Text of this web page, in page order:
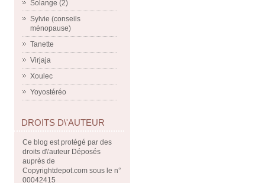
Solange (2)
Sylvie (conseils
ménopause)
Tanette
Virjaja
Xoulec
Yoyostéréo
DROITS D\'AUTEUR
Ce blog est protégé par des
droits d\'auteur Déposés
auprès de
Copyrightdepot.com sous le n°
00042415